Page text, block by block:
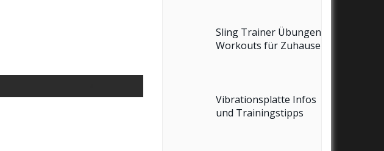
Sling Trainer Übungen
Workouts für Zuhause
Vibrationsplatte Infos
und Trainingstipps